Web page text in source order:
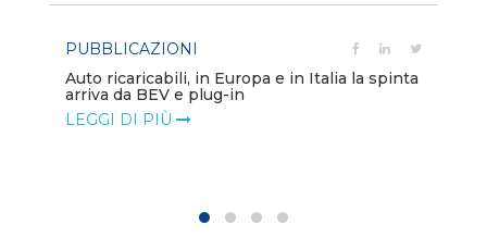
PUBBLICAZIONI
Auto ricaricabili, in Europa e in Italia la spinta
arriva da BEV e plug-in
LEGGI DI PIÙ